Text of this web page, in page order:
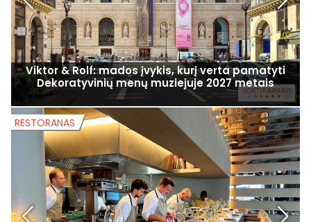
Viktor & Rolf: mados įvykis, kurį verta pamatyti
Dekoratyvinių menų muziejuje 2027 metais
RESTORANAS